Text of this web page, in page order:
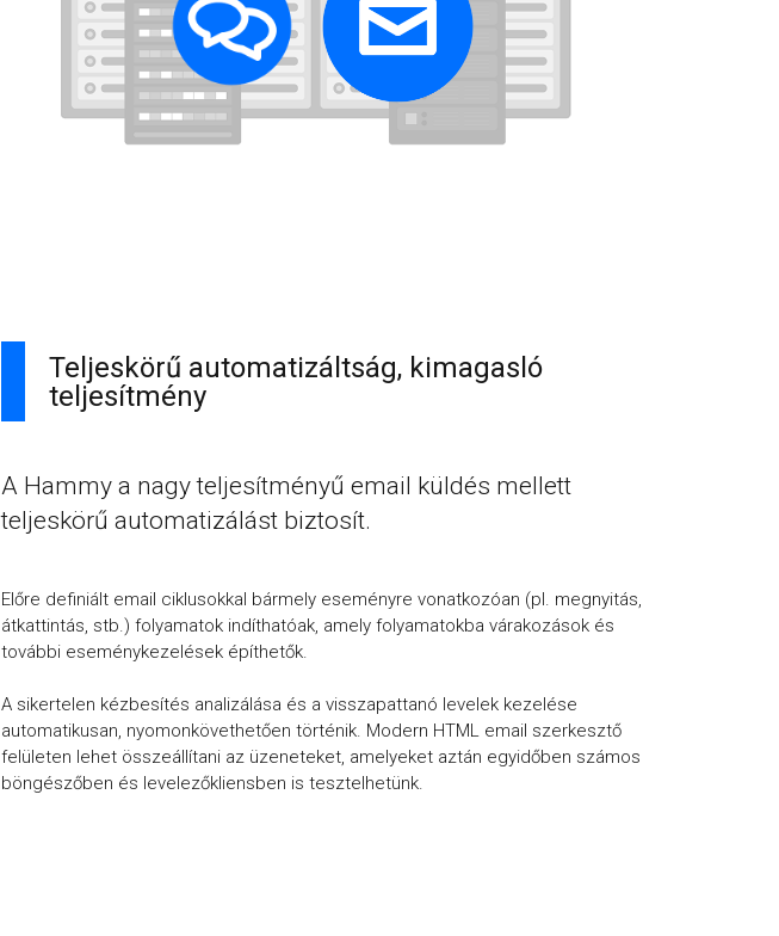
Teljeskörű automatizáltság, kimagasló
teljesítmény
A Hammy a nagy teljesítményű email küldés mellett
teljeskörű automatizálást biztosít.
Előre definiált email ciklusokkal bármely eseményre vonatkozóan (pl. megnyitás,
átkattintás, stb.) folyamatok indíthatóak, amely folyamatokba várakozások és
további eseménykezelések építhetők.
A sikertelen kézbesítés analizálása és a visszapattanó levelek kezelése
automatikusan, nyomonkövethetően történik. Modern HTML email szerkesztő
felületen lehet összeállítani az üzeneteket, amelyeket aztán egyidőben számos
böngészőben és levelezőkliensben is tesztelhetünk.